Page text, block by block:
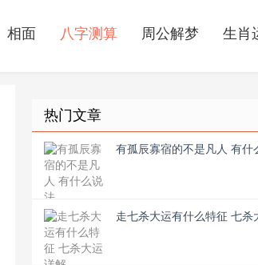
相面 八字测算 周公解梦 生肖
热门文章
有孤辰寡宿的不是凡人 有什
走七杀大运有什么特征 七杀